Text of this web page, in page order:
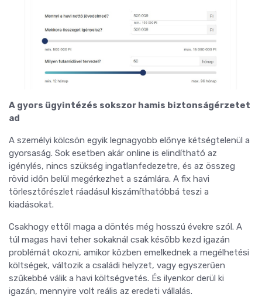
A gyors ügyintézés sokszor hamis biztonságérzetet
ad
A személyi kölcsön egyik legnagyobb előnye kétségtelenül a
gyorsaság. Sok esetben akár online is elindítható az
igénylés, nincs szükség ingatlanfedezetre, és az összeg
rövid időn belül megérkezhet a számlára. A fix havi
törlesztőrészlet ráadásul kiszámíthatóbbá teszi a
kiadásokat.
Csakhogy ettől maga a döntés még hosszú évekre szól. A
túl magas havi teher sokaknál csak később kezd igazán
problémát okozni, amikor közben emelkednek a megélhetési
költségek, változik a családi helyzet, vagy egyszerűen
szűkebbé válik a havi költségvetés. És ilyenkor derül ki
igazán, mennyire volt reális az eredeti vállalás.